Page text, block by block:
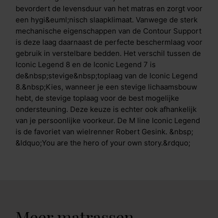
bevordert de levensduur van het matras en zorgt voor
een hygi&euml;nisch slaapklimaat. Vanwege de sterk
mechanische eigenschappen van de Contour Support
is deze laag daarnaast de perfecte beschermlaag voor
gebruik in verstelbare bedden. Het verschil tussen de
Iconic Legend 8 en de Iconic Legend 7 is
de&nbsp;stevige&nbsp;toplaag van de Iconic Legend
8.&nbsp;Kies, wanneer je een stevige lichaamsbouw
hebt, de stevige toplaag voor de best mogelijke
ondersteuning. Deze keuze is echter ook afhankelijk
van je persoonlijke voorkeur. De M line Iconic Legend
is de favoriet van wielrenner Robert Gesink. &nbsp;
&ldquo;You are the hero of your own story.&rdquo;